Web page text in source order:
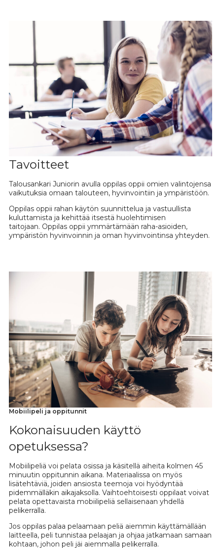
Tavoitteet
Talousankari Juniorin avulla oppilas oppii omien valintojensa
vaikutuksia omaan talouteen, hyvinvointiin ja ympäristöön.
Oppilas oppii rahan käytön suunnittelua ja vastuullista
kuluttamista ja kehittää itsestä huolehtimisen
taitojaan. Oppilas oppii ymmärtämään raha-asioiden,
ympäristön hyvinvoinnin ja oman hyvinvointinsa yhteyden.
Mobiilipeli ja oppitunnit
Kokonaisuuden käyttö
opetuksessa?
Mobiilipeliä voi pelata osissa ja käsitellä aiheita kolmen 45
minuutin oppitunnin aikana. Materiaalissa on myös
lisätehtäviä, joiden ansiosta teemoja voi hyödyntää
pidemmälläkin aikajaksolla. Vaihtoehtoisesti oppilaat voivat
pelata opettavaista mobiilipeliä sellaisenaan yhdellä
pelikerralla.
Jos oppilas palaa pelaamaan peliä aiemmin käyttämällään
laitteella, peli tunnistaa pelaajan ja ohjaa jatkamaan samaan
kohtaan, johon peli jäi aiemmalla pelikerralla.